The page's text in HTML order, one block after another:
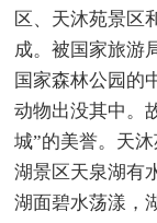
区、天沐苑景区
成。被国家旅游
国家森林公园的
动物出没其中。
城”的美誉。天
湖景区天泉湖有
湖面碧水荡漾，